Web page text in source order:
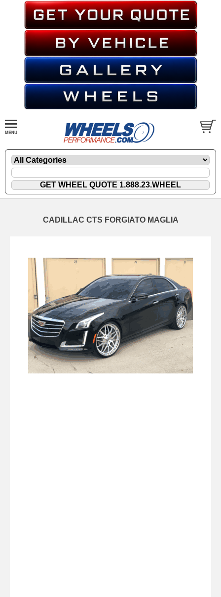
CADILLAC CTS FORGIATO MAGLIA